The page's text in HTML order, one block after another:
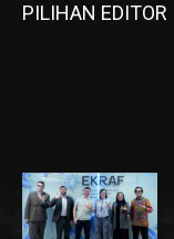
PILIHAN EDITOR